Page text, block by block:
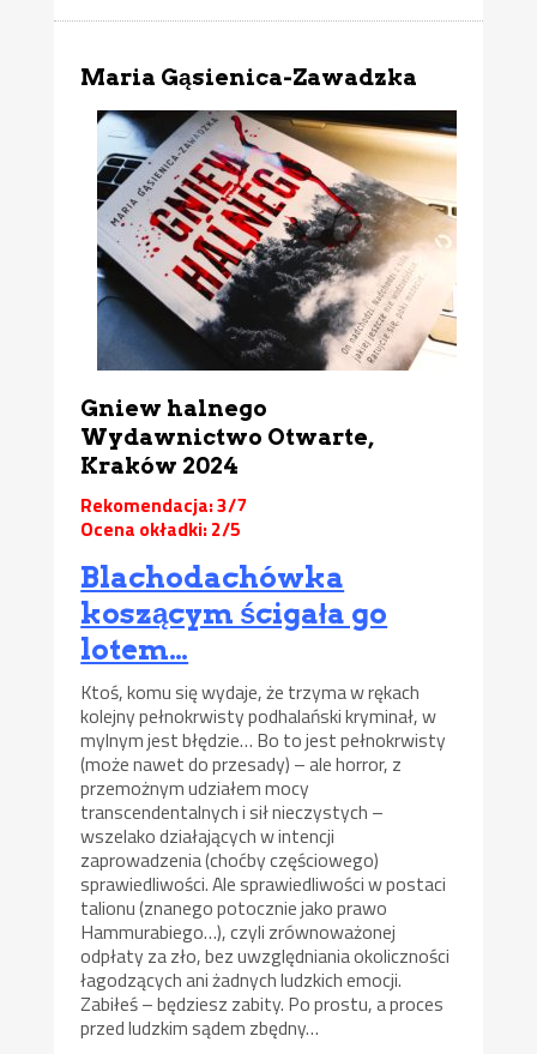
Maria Gąsienica-Zawadzka
Gniew halnego
Wydawnictwo Otwarte,
Kraków 2024
Rekomendacja: 3/7
Ocena okładki: 2/5
Blachodachówka
koszącym ścigała go
lotem…
Ktoś, komu się wydaje, że trzyma w rękach
kolejny pełnokrwisty podhalański kryminał, w
mylnym jest błędzie… Bo to jest pełnokrwisty
(może nawet do przesady) – ale horror, z
przemożnym udziałem mocy
transcendentalnych i sił nieczystych –
wszelako działających w intencji
zaprowadzenia (choćby częściowego)
sprawiedliwości. Ale sprawiedliwości w postaci
talionu (znanego potocznie jako prawo
Hammurabiego…), czyli zrównoważonej
odpłaty za zło, bez uwzględniania okoliczności
łagodzących ani żadnych ludzkich emocji.
Zabiłeś – będziesz zabity. Po prostu, a proces
przed ludzkim sądem zbędny…